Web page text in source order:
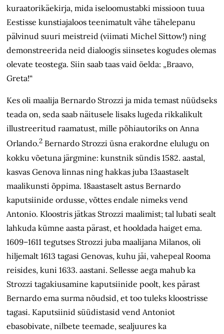
kuraatorikäekirja, mida iseloomustabki missioon tuua
Eestisse kunstiajaloos teenimatult vähe tähelepanu
pälvinud suuri meistreid (viimati Michel Sittow!) ning
demonstreerida neid dialoogis siinsetes kogudes olemas
olevate teostega. Siin saab taas vaid öelda: „Braavo,
Greta!“
Kes oli maalija Bernardo Strozzi ja mida temast nüüdseks
teada on, seda saab näitusele lisaks lugeda rikkalikult
illustreeritud raamatust, mille põhiautoriks on Anna
Orlando.2 Bernardo Strozzi üsna erakordne elulugu on
kokku võetuna järgmine: kunstnik sündis 1582. aastal,
kasvas Genova linnas ning hakkas juba 13aastaselt
maalikunsti õppima. 18aastaselt astus Bernardo
kaputsiinide ordusse, võttes endale nimeks vend
Antonio. Kloostris jätkas Strozzi maalimist; tal lubati sealt
lahkuda kümne aasta pärast, et hooldada haiget ema.
1609–1611 tegutses Strozzi juba maalijana Milanos, oli
hiljemalt 1613 tagasi Genovas, kuhu jäi, vahepeal Rooma
reisides, kuni 1633. aastani. Sellesse aega mahub ka
Strozzi taga­kiusamine kaputsiinide poolt, kes pärast
Bernardo ema surma nõudsid, et too tuleks kloostrisse
tagasi. Kaputsiinid süüdistasid vend Antoniot
ebasobivate, nilbete teemade, sealjuures ka